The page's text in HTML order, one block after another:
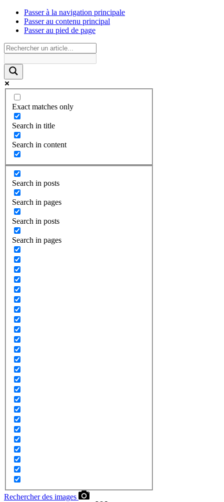
Passer à la navigation principale
Passer au contenu principal
Passer au pied de page
Exact matches only
Search in title
Search in content
Search in posts
Search in pages
Search in posts
Search in pages
Rechercher des images